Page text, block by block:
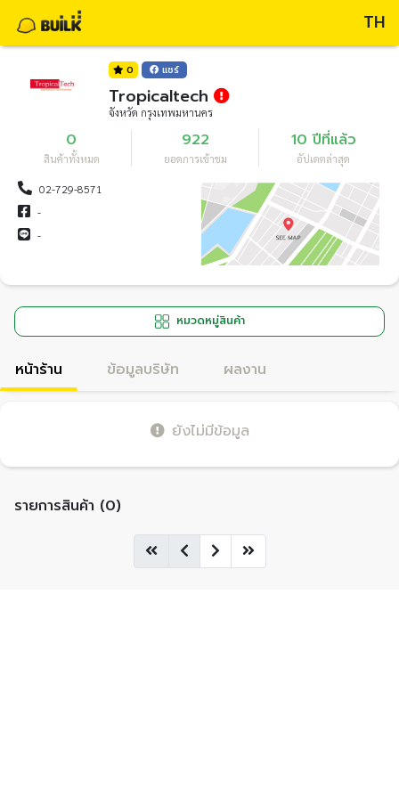
TH
0 แชร์
Tropicaltech
จังหวัด กรุงเทพมหานคร
0
สินค้าทั้งหมด
922
ยอดการเข้าชม
10 ปีที่แล้ว
อัปเดตล่าสุด
02-729-8571
-
-
หมวดหมู่สินค้า
หน้าร้าน ข้อมูลบริษัท ผลงาน
ยังไม่มีข้อมูล
รายการสินค้า (0)